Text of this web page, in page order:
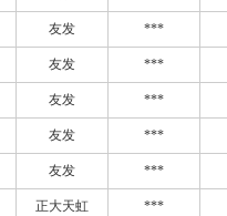
友发 ***
友发 ***
友发 ***
友发 ***
友发 ***
正大天虹 ***